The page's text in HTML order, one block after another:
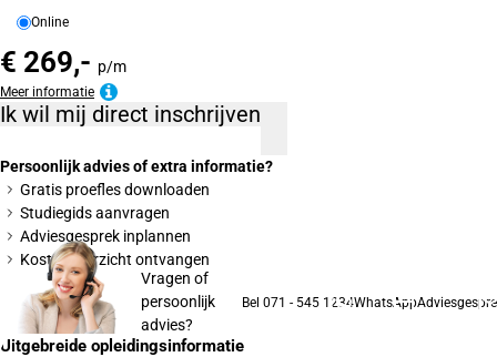
Online
€ 269,- p/m
Meer informatie
Ik wil mij direct inschrijven
Persoonlijk advies of extra informatie?
Gratis proefles downloaden
Studiegids aanvragen
Adviesgesprek inplannen
Kostenoverzicht ontvangen
Vragen of
persoonlijk
advies?
Bel 071 - 545 1234WhatsApp
Uitgebreide opleidingsinformatie